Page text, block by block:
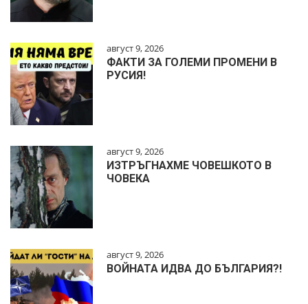
август 9, 2026
ФАКТИ ЗА ГОЛЕМИ ПРОМЕНИ В
РУСИЯ!
август 9, 2026
ИЗТРЪГНАХМЕ ЧОВЕШКОТО В
ЧОВЕКА
август 9, 2026
ВОЙНАТА ИДВА ДО БЪЛГАРИЯ?!